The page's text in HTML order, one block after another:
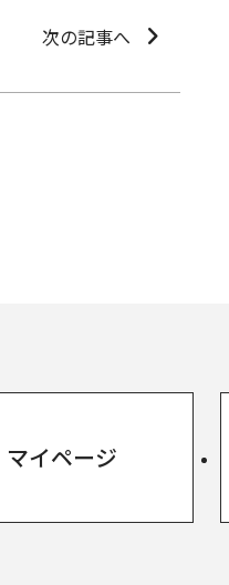
次の記事へ
マイページ